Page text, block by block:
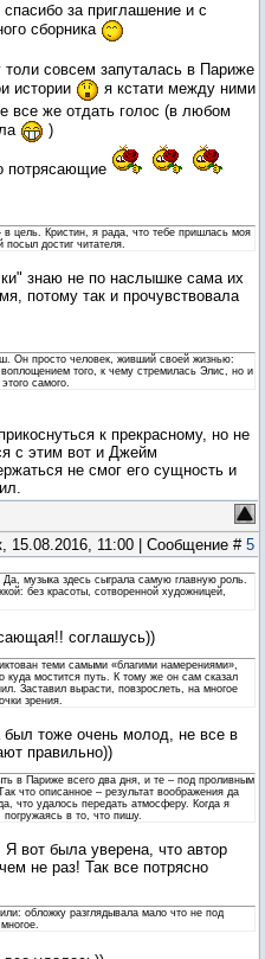
за приглашение и с
сборника
совсем запуталась в Париже
истории
я кстати между ними
все же отдать голос (в любом
)
потрясающие
в цель. Кристин, я рада, что тебе пришлась моя
достиг читателя.
знаю не по наслышке сама их
потому так и прочувствовала
Он просто человек, живший своей жизнью:
того, к чему стремилась Элис, но и
самого.
к прекрасному, но не
с этим вот и Джейм
не смог его сущность и
15.08.2016, 11:00 | Сообщение # 5
музыка здесь сыграла самую главную роль.
без красоты, сотворенной художницей,
соглашусь))
теми самыми «благими намерениями»,
куда мостится путь. К тому же он сам сказал
Заставил вырасти, повзрослеть, на многое
зрения.
был тоже очень молод, не все в
правильно))
в Париже всего два дня, и те – под проливным
что описанное – результат воображения да
что удалось передать атмосферу. Когда я
в то, что пишу.
Я вот была уверена, что автор
не раз! Так все потрясно
обложку разглядывала мало что не под